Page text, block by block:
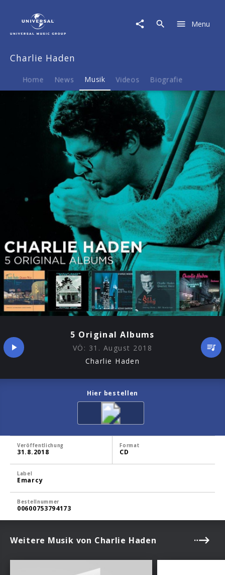
Musik
Albums
Menu
Charlie Haden
Home News Musik Videos Biografie
5 Original Albums
VÖ: 31. August 2018
Charlie Haden
Hier bestellen
Veröffentlichung
31.8.2018
Format
CD
Label
Emarcy
Bestellnummer
00600753794173
Weitere Musik von Charlie Haden